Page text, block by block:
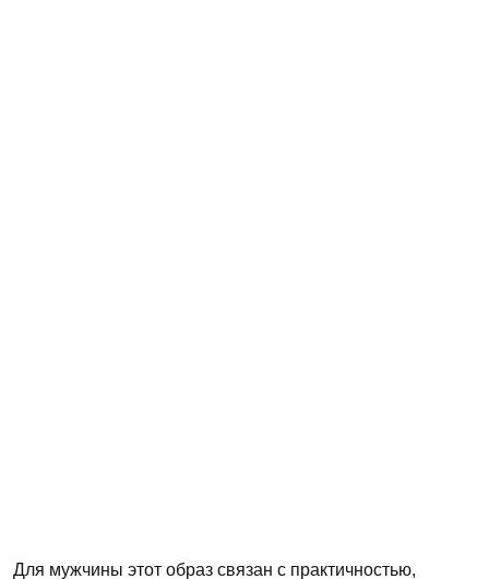
Для мужчины этот образ связан с практичностью,